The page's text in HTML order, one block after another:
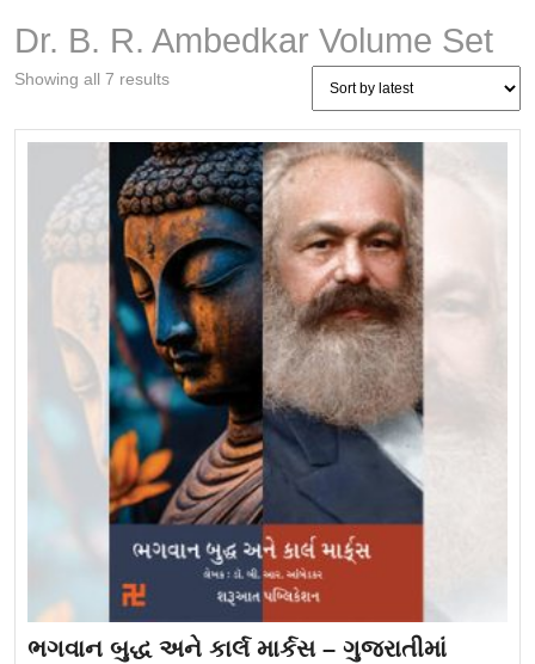
Dr. B. R. Ambedkar Volume Set
Showing all 7 resultsSorted
latest
ભગવાન બુદ્ધ અને કાર્લ માર્કસ – ગુજરાતીમાં